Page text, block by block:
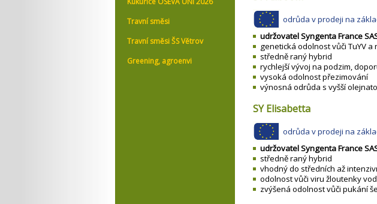
Travní směsi
Travní směsi ŠS Větrov
Greening, agroenvi
odrůda v prodeji na
udržovatel Syngenta France
genetická odolnost vůči TuYV
středně raný hybrid
rychlejší vývoj na podzim,
vysoká odolnost přezimování
výnosná odrůda s vyšší
SY Elisabetta
odrůda v prodeji na
udržovatel Syngenta France
středně raný hybrid
vhodný do středních až
odolnost vůči viru žloutenky
zvýšená odolnost vůči pukání